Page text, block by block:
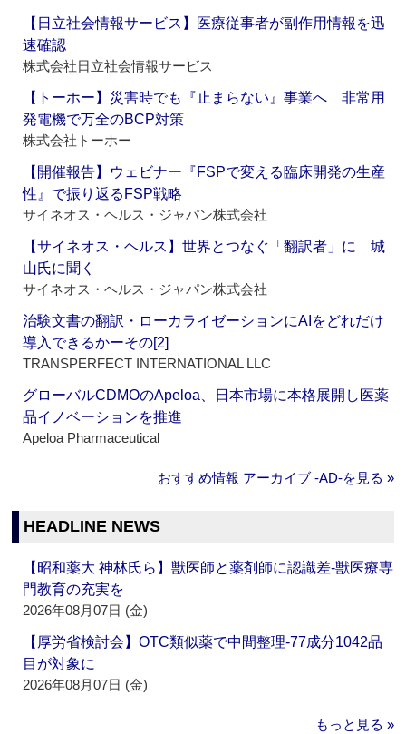
【日立社会情報サービス】医療従事者が副作用情報を迅
速確認
株式会社日立社会情報サービス
【トーホー】災害時でも『止まらない』事業へ 非常用
発電機で万全のBCP対策
株式会社トーホー
【開催報告】ウェビナー『FSPで変える臨床開発の生産
性』で振り返るFSP戦略
サイネオス・ヘルス・ジャパン株式会社
【サイネオス・ヘルス】世界とつなぐ「翻訳者」に 城
山氏に聞く
サイネオス・ヘルス・ジャパン株式会社
治験文書の翻訳・ローカライゼーションにAIをどれだけ
導入できるかーその[2]
TRANSPERFECT INTERNATIONAL LLC
グローバルCDMOのApeloa、日本市場に本格展開し医薬
品イノベーションを推進
Apeloa Pharmaceutical
おすすめ情報 アーカイブ ‐AD‐を見る »
HEADLINE NEWS
【昭和薬大 神林氏ら】獣医師と薬剤師に認識差‐獣医療専
門教育の充実を
2026年08月07日 (金)
【厚労省検討会】OTC類似薬で中間整理‐77成分1042品
目が対象に
2026年08月07日 (金)
もっと見る »